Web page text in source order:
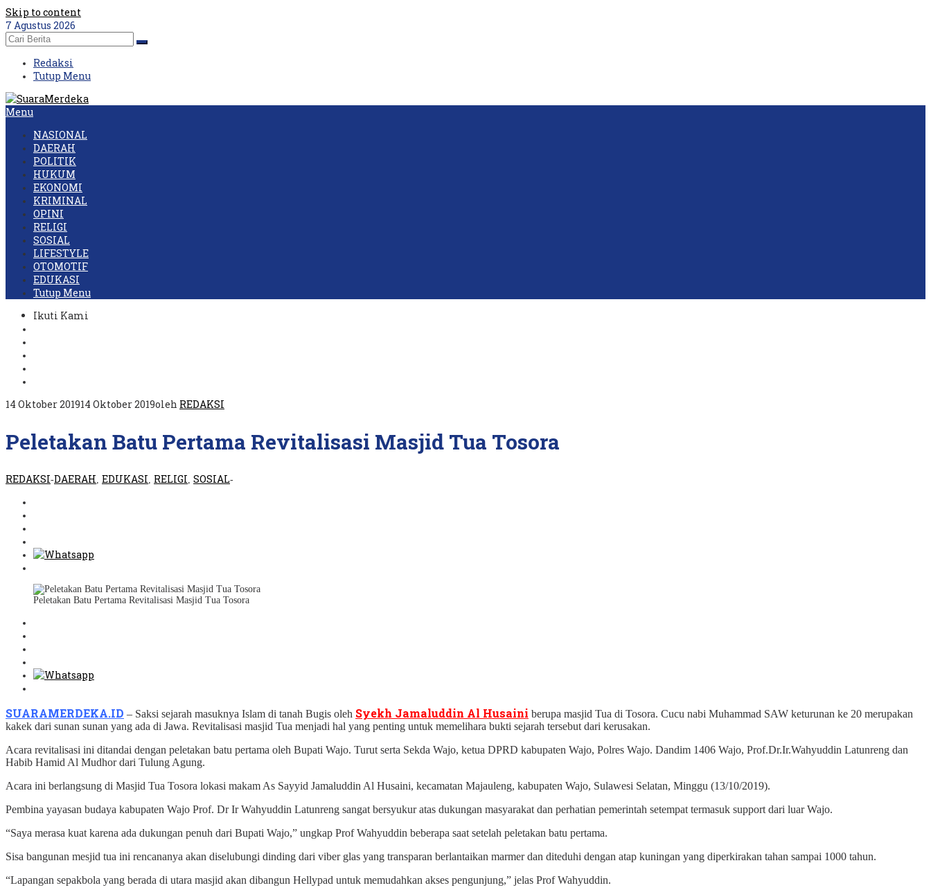
Skip to content
7 Agustus 2026
Redaksi
Tutup Menu
Menu
NASIONAL
DAERAH
POLITIK
HUKUM
EKONOMI
KRIMINAL
OPINI
RELIGI
SOSIAL
LIFESTYLE
OTOMOTIF
EDUKASI
Tutup Menu
Ikuti Kami
14 Oktober 201914 Oktober 2019oleh REDAKSI
Peletakan Batu Pertama Revitalisasi Masjid Tua Tosora
REDAKSI-DAERAH EDUKASI RELIGI SOSIAL-
Peletakan Batu Pertama Revitalisasi Masjid Tua Tosora
SUARAMERDEKA.ID – Saksi sejarah masuknya Islam di tanah Bugis oleh Syekh Jamaluddin Al Husaini berupa masjid Tua di Tosora. Cucu nabi Muhammad SAW keturunan ke 20 merupakan
kakek dari sunan sunan yang ada di Jawa. Revitalisasi masjid Tua menjadi hal yang penting untuk memelihara bukti sejarah tersebut dari kerusakan.
Acara revitalisasi ini ditandai dengan peletakan batu pertama oleh Bupati Wajo. Turut serta Sekda Wajo, ketua DPRD kabupaten Wajo, Polres Wajo. Dandim 1406 Wajo, Prof.Dr.Ir.Wahyuddin Latunreng dan
Habib Hamid Al Mudhor dari Tulung Agung.
Acara ini berlangsung di Masjid Tua Tosora lokasi makam As Sayyid Jamaluddin Al Husaini, kecamatan Majauleng, kabupaten Wajo, Sulawesi Selatan, Minggu (13/10/2019).
Pembina yayasan budaya kabupaten Wajo Prof. Dr Ir Wahyuddin Latunreng sangat bersyukur atas dukungan masyarakat dan perhatian pemerintah setempat termasuk support dari luar Wajo.
“Saya merasa kuat karena ada dukungan penuh dari Bupati Wajo,” ungkap Prof Wahyuddin beberapa saat setelah peletakan batu pertama.
Sisa bangunan mesjid tua ini rencananya akan diselubungi dinding dari viber glas yang transparan berlantaikan marmer dan diteduhi dengan atap kuningan yang diperkirakan tahan sampai 1000 tahun.
“Lapangan sepakbola yang berada di utara masjid akan dibangun Hellypad untuk memudahkan akses pengunjung,” jelas Prof Wahyuddin.